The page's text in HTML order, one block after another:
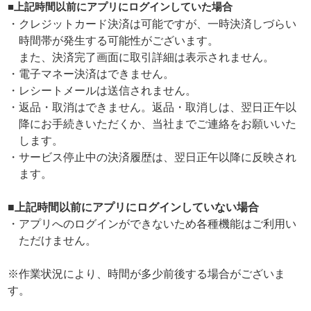
■上記時間以前にアプリにログインしていた場合
・クレジットカード決済は可能ですが、一時決済しづらい
時間帯が発生する可能性がございます。
また、決済完了画面に取引詳細は表示されません。
・電子マネー決済はできません。
・レシートメールは送信されません。
・返品・取消はできません。返品・取消しは、翌日正午以
降にお手続きいただくか、当社までご連絡をお願いいた
します。
・サービス停止中の決済履歴は、翌日正午以降に反映され
ます。
■上記時間以前にアプリにログインしていない場合
・アプリへのログインができないため各種機能はご利用い
ただけません。
※作業状況により、時間が多少前後する場合がございま
す。